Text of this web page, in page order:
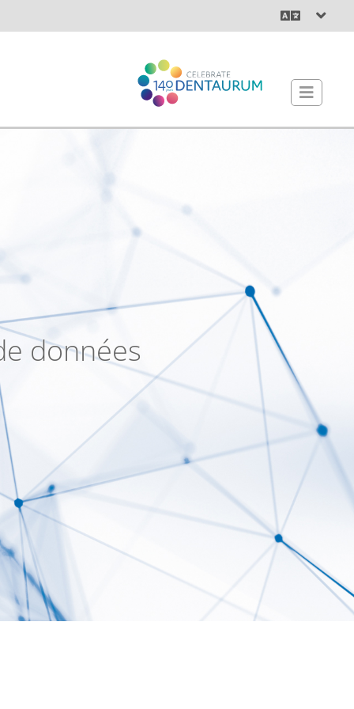
données